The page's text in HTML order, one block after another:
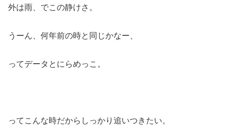
外は雨、でこの静けさ。
うーん、何年前の時と同じかなー、
ってデータとにらめっこ。
ってこんな時だからしっかり追いつきたい。